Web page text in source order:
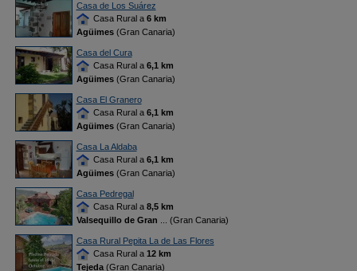
Casa de Los Suárez
Casa Rural a 6 km
Agüimes(Gran Canaria)
Casa del Cura
Casa Rural a 6,1 km
Agüimes(Gran Canaria)
Casa El Granero
Casa Rural a 6,1 km
Agüimes(Gran Canaria)
Casa La Aldaba
Casa Rural a 6,1 km
Agüimes(Gran Canaria)
Casa Pedregal
Casa Rural a 8,5 km
Valsequillo de Gran
... (Gran Canaria)
Casa Rural Pepita La de Las Flores
Casa Rural a 12 km
Tejeda(Gran Canaria)